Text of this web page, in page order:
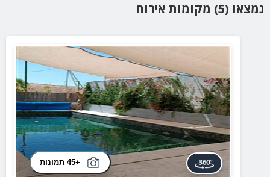
נמצאו (5) מקומות אירוח
+45 תמונות